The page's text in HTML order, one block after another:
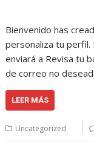
Bienvenido has
personaliza tu perfil.
enviará a Revisa tu
de correo no
LEER MÁS
Uncategorized